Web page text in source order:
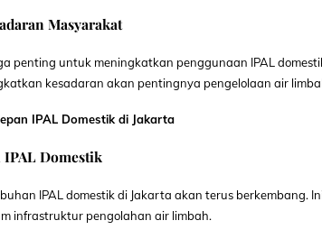
Masyarakat
penting untuk meningkatkan penggunaan IPAL
kesadaran akan pentingnya pengelolaan air
IPAL Domestik di Jakarta
Domestik
IPAL domestik di Jakarta akan terus berkembang.
infrastruktur pengolahan air limbah.